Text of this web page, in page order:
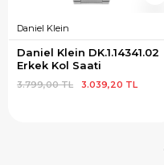
Daniel Klein
Daniel Klein DK.1.14341.02
Erkek Kol Saati
3.039,20 TL
3.799,00 TL